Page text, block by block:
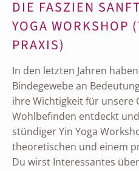
DIE FASZIEN
YOGA WORKSHOP
PRAXIS)
In den letzten Jahren
Bindegewebe an
ihre Wichtigkeit für unsere
Wohlbefinden entdeckt
stündiger Yin Yoga
theoretischen und einem
Du wirst Interessantes